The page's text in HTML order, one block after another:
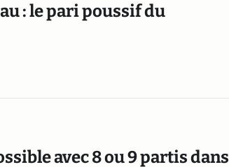
: le pari poussif du
avec 8 ou 9 partis dans